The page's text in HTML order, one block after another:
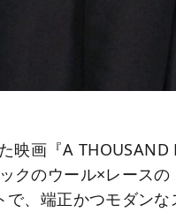
画『A THOUSAND
クのウール×レース
、端正かつモダンな